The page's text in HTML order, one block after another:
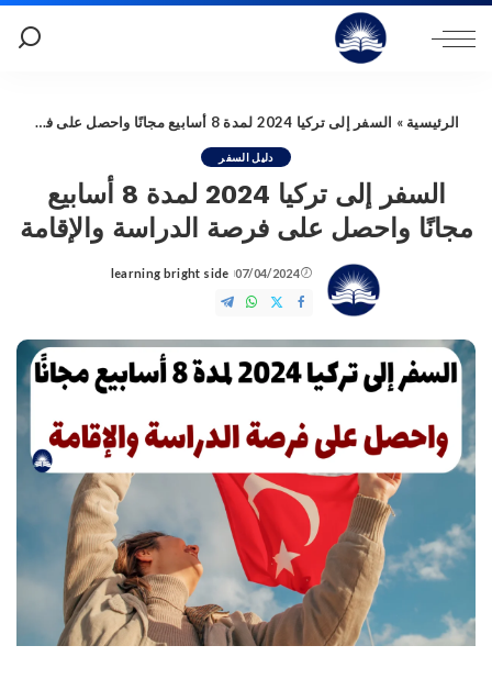
الرئيسية » السفر إلى تركيا 2024 لمدة 8 أسابيع مجانًا واحصل على فرصة الدراسة والإقامة
دليل السفر
السفر إلى تركيا 2024 لمدة 8 أسابيع
مجانًا واحصل على فرصة الدراسة والإقامة
07/04/2024
Posted
by
learning bright side